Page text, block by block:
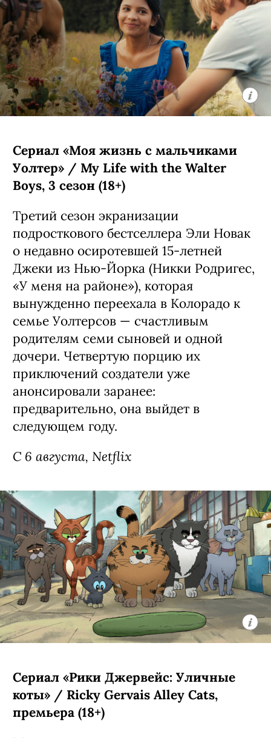
Сериал «Моя жизнь с мальчиками
Уолтер» / My Life with the Walter
Boys, 3 сезон (18+)
Третий сезон экранизации
подросткового бестселлера Эли Новак
о недавно осиротевшей 15-летней
«У меня на районе»), которая
вынужденно переехала в Колорадо к
семье Уолтерсов — счастливым